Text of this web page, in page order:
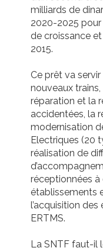
milliards de
2020-2025
de croissance
2015.
Ce prêt va
nouveaux
réparation et la
accidentées, la
modernisation
Electriques (20
réalisation de
réceptionnées à
établissements
l’acquisition
ERTMS.
La SNTF faut-il